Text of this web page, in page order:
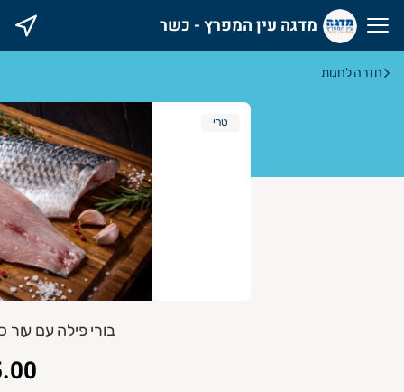
מדגה עין המפרץ - כשר
מדגה עין המפרץ - כשר
חזרה לחנות
טרי
בורי פילה עם עור כ 600 גרם (2-4